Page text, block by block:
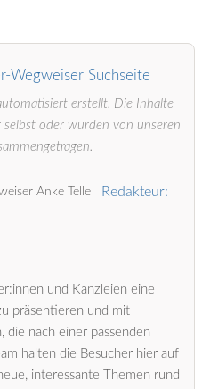
Wegweiser Suchseite
erstellt. Die Inhalte
oder wurden von unseren
Redakteur:
und Kanzleien eine
präsentieren und mit
die nach einer passenden
halten die Besucher hier auf
interessante Themen rund